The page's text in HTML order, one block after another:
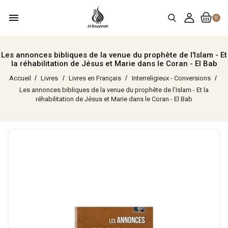
0
menu
Les annonces bibliques de la venue du prophète de l'Islam - Et
la réhabilitation de Jésus et Marie dans le Coran - El Bab
Accueil Livres Livres en Français
Interreligieux - Conversions
Les annonces bibliques de la venue du prophète de l'Islam - Et la
réhabilitation de Jésus et Marie dans le Coran - El Bab